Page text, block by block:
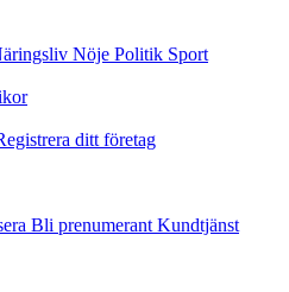
Nöje Politik Sport
ditt företag
Bli prenumerant Kundtjänst